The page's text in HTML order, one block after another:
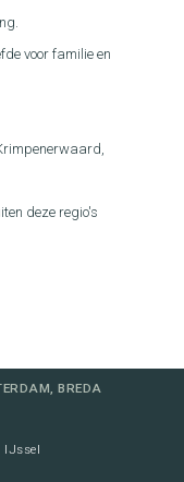
voor familie en
deze regio's
BREDA
IJssel